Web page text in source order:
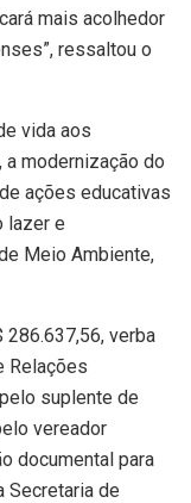
mais acolhedor
ressaltou o
vida aos
modernização do
ações educativas
lazer e
Meio Ambiente,
verba
Relações
suplente de
vereador
documental para
Secretaria de